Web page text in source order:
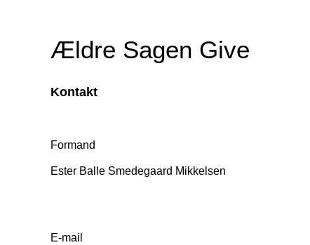
Ældre Sagen Give
Kontakt
Formand
Ester Balle Smedegaard Mikkelsen
E-mail